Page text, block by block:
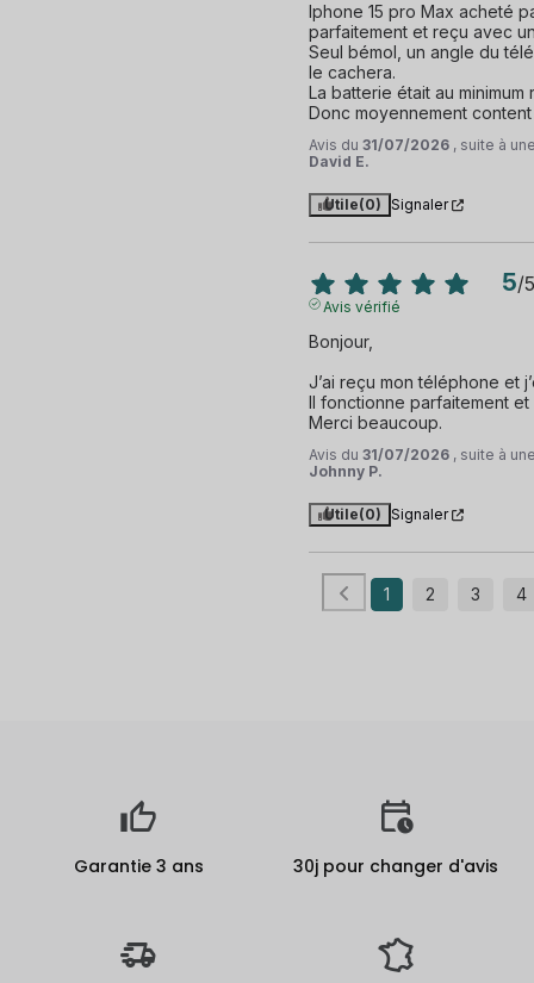
Iphone 15 pro Max acheté
parfaitement et reçu avec
Seul bémol, un angle du
le cachera.
La batterie était au minimum
Donc moyennement content
Avis du 31/07/2026 , suite à
David E.
Utile(0) Signaler
5/5
Avis vérifié
Bonjour,
J’ai reçu mon téléphone et
Il fonctionne parfaitement
Merci beaucoup.
Avis du 31/07/2026 , suite à
Johnny P.
Utile(0) Signaler
1 2 3 4
Garantie 3 ans 30j pour changer d'avis